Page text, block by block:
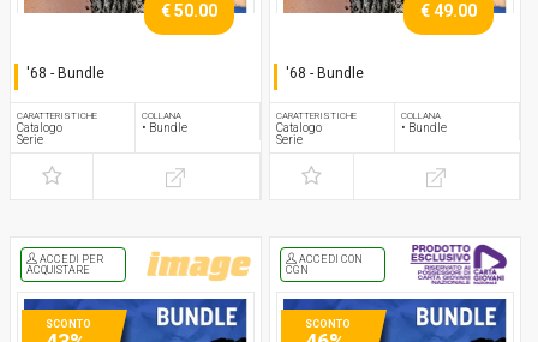
'68 - Bundle
€ 50.00
CARATTERISTICHE
Catalogo
Serie
COLLANA
• Bundle
'68 - Bundle
€ 49.00
CARATTERISTICHE
Catalogo
Serie
COLLANA
• Bundle
ACCEDI PER
ACQUISTARE
SCONTO
ACCEDI CON
CGN
SCONTO